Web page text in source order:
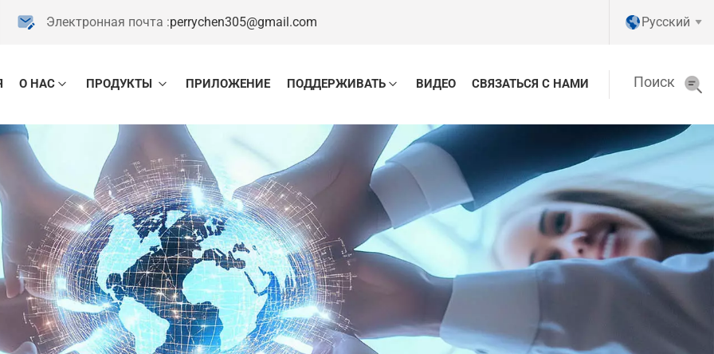
Электронная почта :perrychen305@gmail.com Pусский
English
Pусский
О НАС ПРОДУКТЫ ПРИЛОЖЕНИЕ ПОДДЕРЖИВАТЬ ВИДЕО СВЯЗАТЬСЯ С НАМИ Поиск